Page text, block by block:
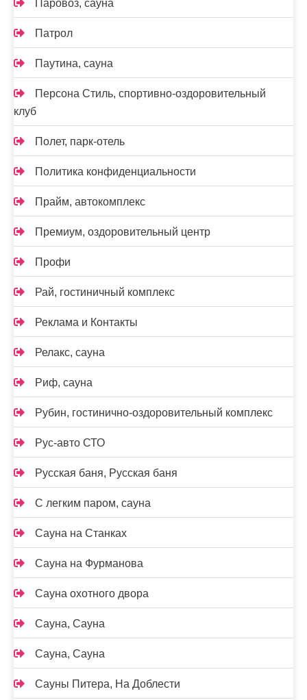
Паровоз, сауна
Патрол
Паутина, сауна
Персона Стиль, спортивно-оздоровительный
клуб
Полет, парк-отель
Политика конфиденциальности
Прайм, автокомплекс
Премиум, оздоровительный центр
Профи
Рай, гостиничный комплекс
Реклама и Контакты
Релакс, сауна
Риф, сауна
Рубин, гостинично-оздоровительный комплекс
Рус-авто СТО
Русская баня, Русская баня
С легким паром, сауна
Сауна на Станках
Сауна на Фурманова
Сауна охотного двора
Сауна, Сауна
Сауна, Сауна
Сауны Питера, На Доблести